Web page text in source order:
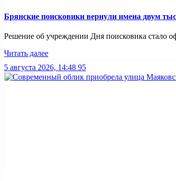
Брянские поисковики вернули имена двум
Решение об учреждении Дня поисковика стало
Читать далее
5 августа 2026, 14:48 95